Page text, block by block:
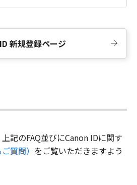
新規登録ページ
記のFAQ並びにCanon IDに関す
質問） をご覧いただきますよう